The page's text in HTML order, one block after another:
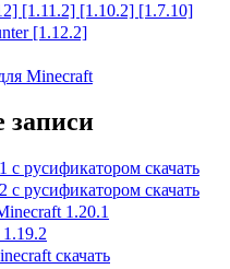
[1.11.2] [1.10.2] [1.7.10]
[1.12.2]
Minecraft
записи
с русификатором скачать
с русификатором скачать
1.20.1
скачать